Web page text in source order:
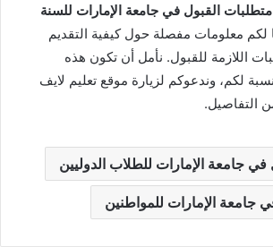
متطلبات القبول في جامعة الإمارات للسنة
لكم معلومات مفصلة حول كيفية التقديم
اللازمة للقبول. نأمل أن تكون هذه
لكم، وندعوكم لزيارة موقع تعليم لايف
التفاصيل.
جامعة الإمارات للطلاب الدوليين
الإمارات للمواطنين